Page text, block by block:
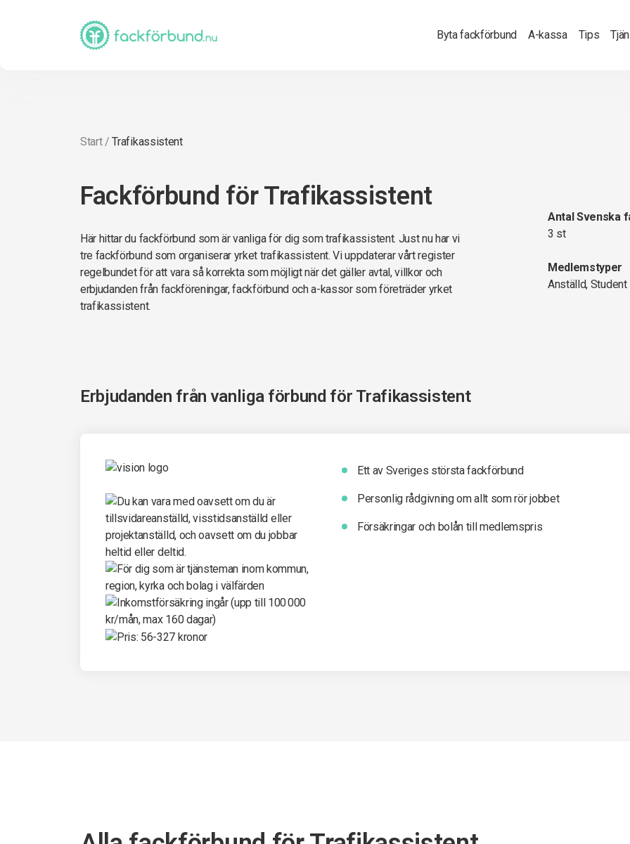
Byta fackförbund A-kassa Tips
Start/Trafikassistent
Fackförbund för Trafikassistent
Här hittar du fackförbund som är vanliga för dig som trafikassistent. Just nu har vi
tre fackförbund som organiserar yrket trafikassistent. Vi uppdaterar vårt register
regelbundet för att vara så korrekta som möjligt när det gäller avtal, villkor och
erbjudanden från fackföreningar, fackförbund och a-kassor som företräder yrket
trafikassistent.
Antal Svenska
3 st
Medlemstyper
Anställd, Student
Erbjudanden från vanliga förbund för Trafikassistent
Ett av Sveriges största fackförbund
Personlig rådgivning om allt som rör jobbet
Försäkringar och bolån till medlemspris